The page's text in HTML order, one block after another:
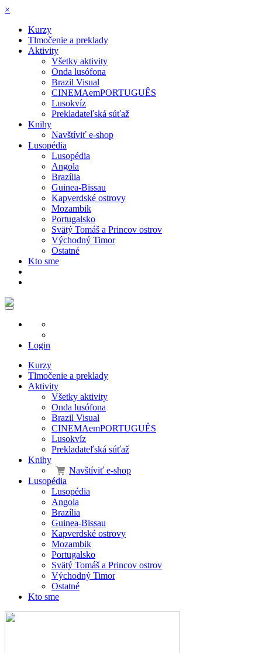
×
Kurzy
Tlmočenie a preklady
Aktivity
Všetky aktivity
Onda lusófona
Brazil Visual
CINEMAemPORTUGUÊS
Lusokvíz
Prekladateľská súťaž
Knihy
Navštíviť e-shop
Lusopédia
Lusopédia
Angola
Brazília
Guinea-Bissau
Kapverdské ostrovy
Mozambik
Portugalsko
Svätý Tomáš a Princov ostrov
Východný Timor
Ostatné
Kto sme
Login
Kurzy
Tlmočenie a preklady
Aktivity
Všetky aktivity
Onda lusófona
Brazil Visual
CINEMAemPORTUGUÊS
Lusokvíz
Prekladateľská súťaž
Knihy
Navštíviť e-shop
Lusopédia
Lusopédia
Angola
Brazília
Guinea-Bissau
Kapverdské ostrovy
Mozambik
Portugalsko
Svätý Tomáš a Princov ostrov
Východný Timor
Ostatné
Kto sme